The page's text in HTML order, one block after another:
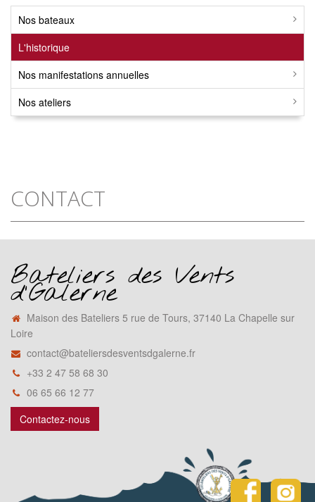
Nos bateaux
L'historique
Nos manifestations annuelles
Nos ateliers
CONTACT
Bateliers des Vents
d'Galerne
Maison des Bateliers 5 rue de Tours, 37140 La Chapelle sur
Loire
contact@bateliersdesventsdgalerne.fr
+33 2 47 58 68 30
06 65 66 12 77
Contactez-nous